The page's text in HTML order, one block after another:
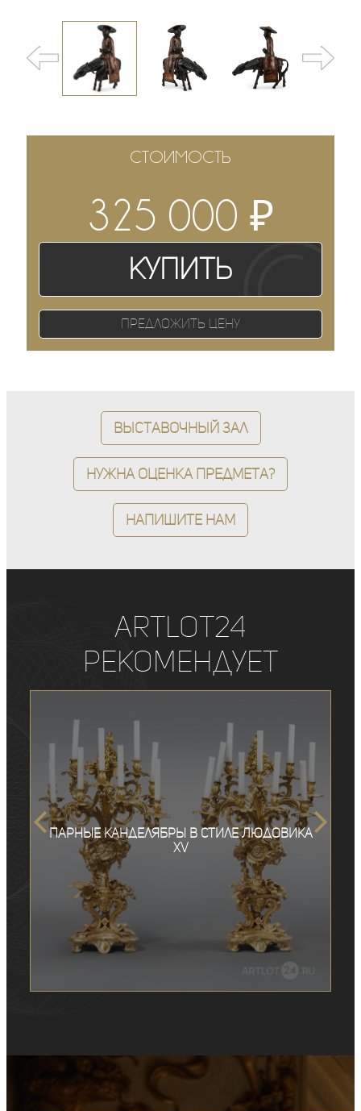
СТОИМОСТЬ
325 000 ₽
Купить
Предложить цену
Выставочный зал
Нужна оценка предмета?
Напишите нам
ArtLot24
рекомендует
Парные канделябры в стиле Людовика
XV